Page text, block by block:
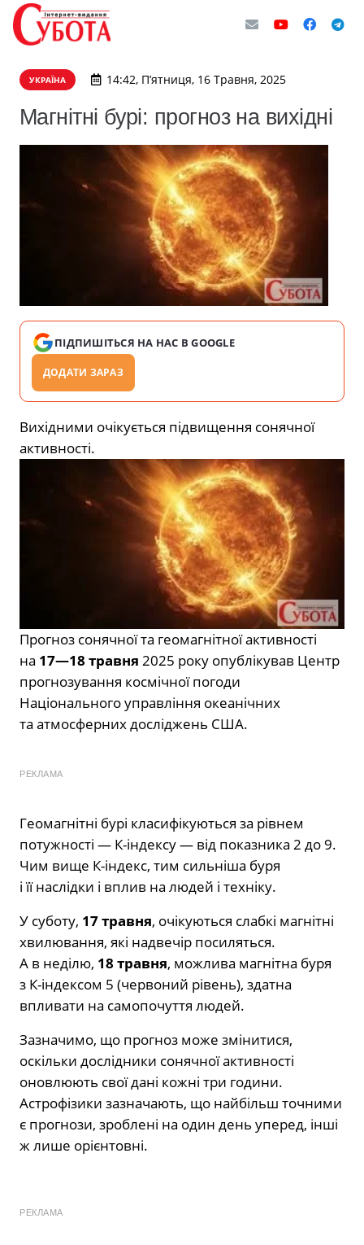
УКРАЇНА 14:42, П’ятниця, 16 Травня, 2025
Магнітні бурі: прогноз на вихідні
ПІДПИШІТЬСЯ НА НАС В GOOGLE
ДОДАТИ ЗАРАЗ
Вихідними очікується підвищення сонячної
активності.
Прогноз сонячної та геомагнітної активності
на 17—18 травня 2025 року опублікував Центр
прогнозування космічної погоди
Національного управління океанічних
та атмосферних досліджень США.
РЕКЛАМА
Геомагнітні бурі класифікуються за рівнем
потужності — К-індексу — від показника 2 до 9.
Чим вище К-індекс, тим сильніша буря
і її наслідки і вплив на людей і техніку.
У суботу, 17 травня, очікуються слабкі магнітні
хвилювання, які надвечір посиляться.
А в неділю, 18 травня, можлива магнітна буря
з К-індексом 5 (червоний рівень), здатна
впливати на самопочуття людей.
Зазначимо, що прогноз може змінитися,
оскільки дослідники сонячної активності
оновлюють свої дані кожні три години.
Астрофізики зазначають, що найбільш точними
є прогнози, зроблені на один день уперед, інші
ж лише орієнтовні.
РЕКЛАМА